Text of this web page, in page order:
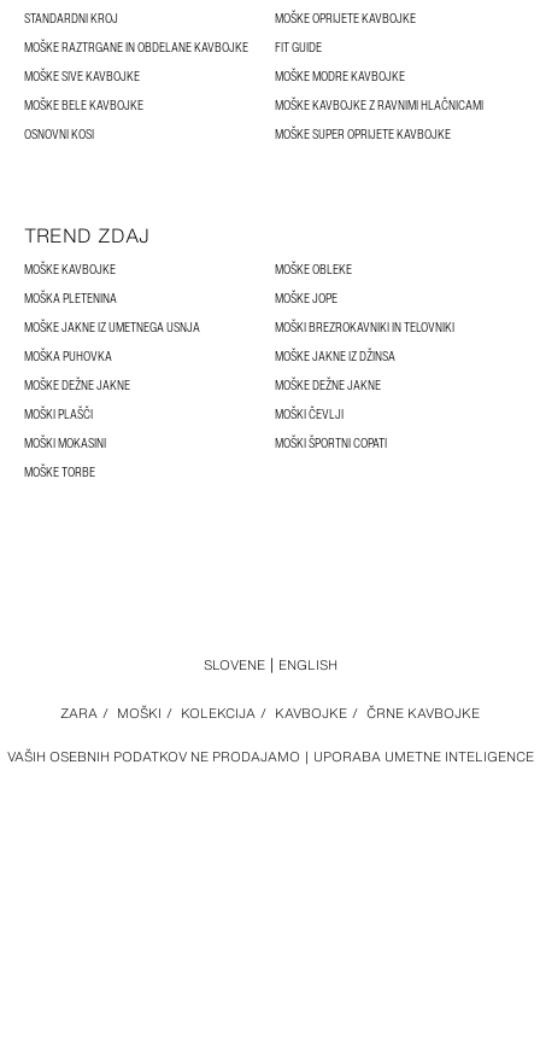
STANDARDNI KROJ
MOŠKE OPRIJETE KAVBOJKE
MOŠKE RAZTRGANE IN OBDELANE KAVBOJKE
FIT GUIDE
MOŠKE SIVE KAVBOJKE
MOŠKE MODRE KAVBOJKE
MOŠKE BELE KAVBOJKE
MOŠKE KAVBOJKE Z RAVNIMI HLAČNICAMI
OSNOVNI KOSI
MOŠKE SUPER OPRIJETE KAVBOJKE
TREND ZDAJ
MOŠKE KAVBOJKE
MOŠKE OBLEKE
MOŠKA PLETENINA
MOŠKE JOPE
MOŠKE JAKNE IZ UMETNEGA USNJA
MOŠKI BREZROKAVNIKI IN TELOVNIKI
MOŠKA PUHOVKA
MOŠKE JAKNE IZ DŽINSA
MOŠKE DEŽNE JAKNE
MOŠKE DEŽNE JAKNE
MOŠKI PLAŠČI
MOŠKI ČEVLJI
MOŠKI MOKASINI
MOŠKI ŠPORTNI COPATI
MOŠKE TORBE
VAŠIH OSEBNIH PODATKOV NE PRODAJAMO UPORABA UMETNE INTELIGENCE
ZARA / MOŠKI / KOLEKCIJA / KAVBOJKE / ČRNE KAVBOJKE
SLOVENE ENGLISH